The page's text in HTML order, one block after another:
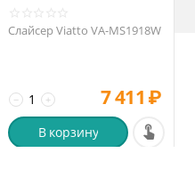
Слайсер Viatto VA-MS1918W
+
− 7 411 ₽
В корзину